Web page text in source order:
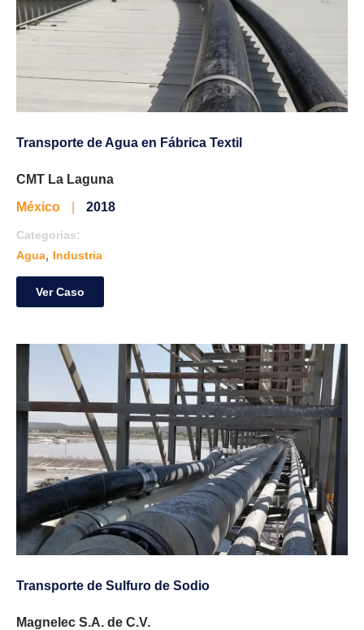
Transporte de Agua en Fábrica Textil
CMT La Laguna
México
2018
Categorias:
Agua, Industria
Ver Caso
Transporte de Sulfuro de Sodio
Magnelec S.A. de C.V.